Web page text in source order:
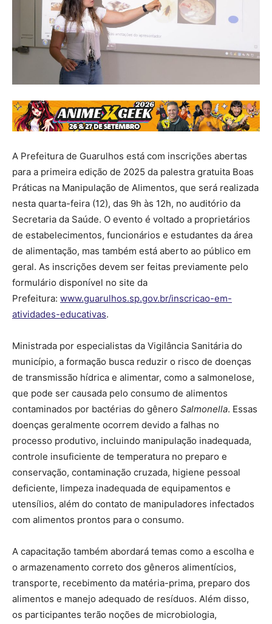
A Prefeitura de Guarulhos está com inscrições abertas
para a primeira edição de 2025 da palestra gratuita Boas
Práticas na Manipulação de Alimentos, que será realizada
nesta quarta-feira (12), das 9h às 12h, no auditório da
Secretaria da Saúde. O evento é voltado a proprietários
de estabelecimentos, funcionários e estudantes da área
de alimentação, mas também está aberto ao público em
geral. As inscrições devem ser feitas previamente pelo
formulário disponível no site da
Prefeitura: www.guarulhos.sp.gov.br/inscricao-em-
atividades-educativas.
Ministrada por especialistas da Vigilância Sanitária do
município, a formação busca reduzir o risco de doenças
de transmissão hídrica e alimentar, como a salmonelose,
que pode ser causada pelo consumo de alimentos
contaminados por bactérias do gênero Salmonella. Essas
doenças geralmente ocorrem devido a falhas no
processo produtivo, incluindo manipulação inadequada,
controle insuficiente de temperatura no preparo e
conservação, contaminação cruzada, higiene pessoal
deficiente, limpeza inadequada de equipamentos e
utensílios, além do contato de manipuladores infectados
com alimentos prontos para o consumo.
A capacitação também abordará temas como a escolha e
o armazenamento correto dos gêneros alimentícios,
transporte, recebimento da matéria-prima, preparo dos
alimentos e manejo adequado de resíduos. Além disso,
os participantes terão noções de microbiologia,